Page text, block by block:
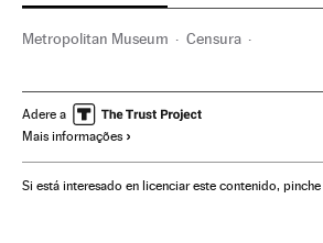
Metropolitan Museum Censura
Liberdade expressão Nova York
Estados Unidos
Arte
Adere a
Mais informações
Si está interesado en licenciar este contenido, pinche